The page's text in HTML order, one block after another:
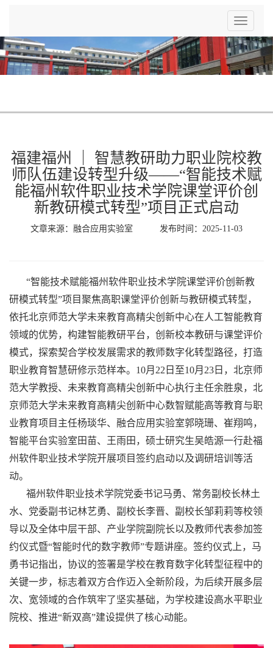
Toggle
福建福州 ｜ 智慧教研助力职业院校教
师队伍建设转型升级——“智能技术赋
能福州软件职业技术学院课堂评价创
新教研模式转型”项目正式启动
文章来源：融合应用实验室 发布时间：2025-11-03
“智能技术赋能福州软件职业技术学院课堂评价创新教
研模式转型”项目聚焦高职课堂评价创新与教研模式转型，
依托北京师范大学未来教育高精尖创新中心在人工智能教育
领域的优势，构建智能教研平台，创新校本教研与课堂评价
模式，探索契合学校发展需求的教师数字化转型路径，打造
职业教育智慧研修示范样本。10月22日至10月23日，北京师
范大学教授、未来教育高精尖创新中心执行主任余胜泉，北
京师范大学未来教育高精尖创新中心数智赋能高等教育与职
业教育项目主任杨琰华、融合应用实验室郭晓珊、崔翔鸣，
智能平台实验室田苗、王雨田，硕士研究生吴皓源一行赴福
州软件职业技术学院开展项目签约启动以及调研培训等活
动。
福州软件职业技术学院党委书记马勇、常务副校长林土
水、党委副书记林艺勇、副校长李晋、副校长邹莉莉等校领
导以及全体中层干部、产业学院副院长以及教师代表参加签
约仪式暨“智能时代的数字教师”专题讲座。签约仪式上，马
勇书记指出，协议的签署是学校在教育数字化转型征程中的
关键一步，标志着双方合作迈入全新阶段，为后续开展多层
次、宽领域的合作筑牢了坚实基础，为学校建设高水平职业
院校、推进“新双高”建设提供了核心动能。